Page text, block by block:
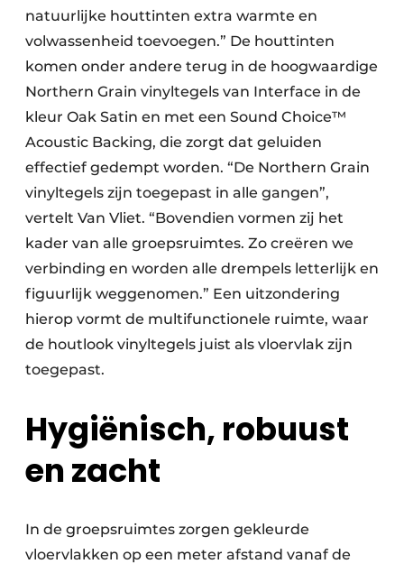
natuurlijke houttinten extra warmte en
volwassenheid toevoegen.” De houttinten
komen onder andere terug in de hoogwaardige
Northern Grain vinyltegels van Interface in de
kleur Oak Satin en met een Sound Choice™
Acoustic Backing, die zorgt dat geluiden
effectief gedempt worden. “De Northern Grain
vinyltegels zijn toegepast in alle gangen”,
vertelt Van Vliet. “Bovendien vormen zij het
kader van alle groepsruimtes. Zo creëren we
verbinding en worden alle drempels letterlijk en
figuurlijk weggenomen.” Een uitzondering
hierop vormt de multifunctionele ruimte, waar
de houtlook vinyltegels juist als vloervlak zijn
toegepast.
Hygiënisch, robuust
en zacht
In de groepsruimtes zorgen gekleurde
vloervlakken op een meter afstand vanaf de